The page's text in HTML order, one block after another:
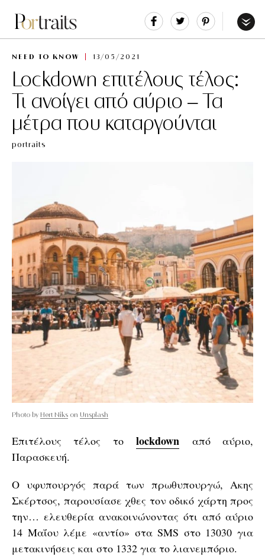
Share Tweet
NEED TO KNOW 13/05/2021
Lockdown επιτέλους τέλος:
Τι ανοίγει από αύριο – Τα
μέτρα που καταργούνται
portraits
Photo by Hert Niks on Unsplash
Επιτέλους τέλος τοlockdown
από αύριο,
Παρασκευή.
Ο υφυπουργός παρά των πρωθυπουργώ, Ακης
Σκέρτσος, παρουσίασε χθες τον οδικό χάρτη προς
την… ελευθερία ανακοινώνοντας ότι από αύριο
14 Μαΐου λέμε «αντίο» στα SMS στο 13030 για
μετακινήσεις και στο 1332 για το λιανεμπόριο.